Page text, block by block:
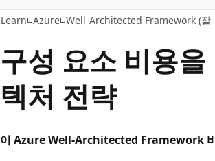
너
뛰
기
Learn Azure Well-Architected Framework (잘
구성 요소 비용
텍처 전략
이 Azure Well-Architected Framework 비